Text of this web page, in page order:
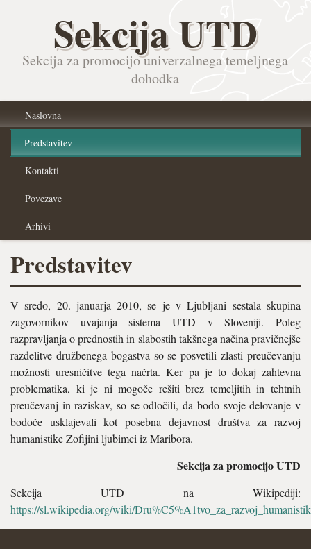
Sekcija UTD
Sekcija za promocijo univerzalnega temeljnega
dohodka
Naslovna
Predstavitev
Kontakti
Povezave
Arhivi
Predstavitev
V sredo, 20. januarja 2010, se je v Ljubljani sestala skupina
zagovornikov uvajanja sistema UTD v Sloveniji. Poleg
razpravljanja o prednostih in slabostih takšnega načina pravičnejše
razdelitve družbenega bogastva so se posvetili zlasti preučevanju
možnosti uresničitve tega načrta. Ker pa je to dokaj zahtevna
problematika, ki je ni mogoče rešiti brez temeljitih in tehtnih
preučevanj in raziskav, so se odločili, da bodo svoje delovanje v
bodoče usklajevali kot posebna dejavnost društva za razvoj
humanistike Zofijini ljubimci iz Maribora.
Sekcija za promocijo UTD
Sekcija UTD na Wikipediji:
https://sl.wikipedia.org/wiki/